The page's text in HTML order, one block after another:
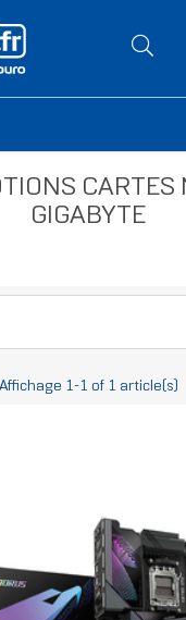
CARTES
GIGABYTE
Affichage 1-1 of 1 article(s)